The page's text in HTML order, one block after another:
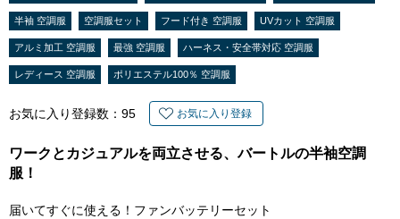
半袖 空調服 空調服セット フード付き 空調服 UVカット 空調服
アルミ加工 空調服 最強 空調服 ハーネス・安全帯対応 空調服
レディース 空調服 ポリエステル100％ 空調服
お気に入り登録数： 95 お気に入り登録
ワークとカジュアルを両立させる、バートルの半袖空調
服！
届いてすぐに使える！ファンバッテリーセット